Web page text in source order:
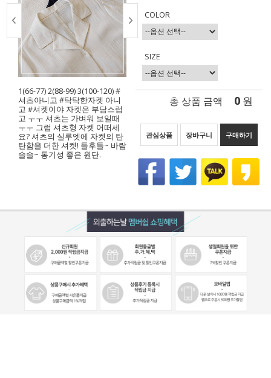
1(66-77) 2(88-99) 3(100-120) #
셔츠아니고 #탁탁한자켓 아니
고 #셔켓이야 자켓은 부담스럽
고 ㅜㅜ 셔츠는 가벼워 보일때
ㅜㅜ 그럼 셔츠형 자켓 어떠세
요? 셔츠의 실루엣에 자켓의 탄
탄함을 더한 셔켓! 들후들~ 바람
솔솔~ 통기성 좋은 원단.
COLOR
SIZE
총 상품 금액 0 원
관심상품 장바구니 구매하기